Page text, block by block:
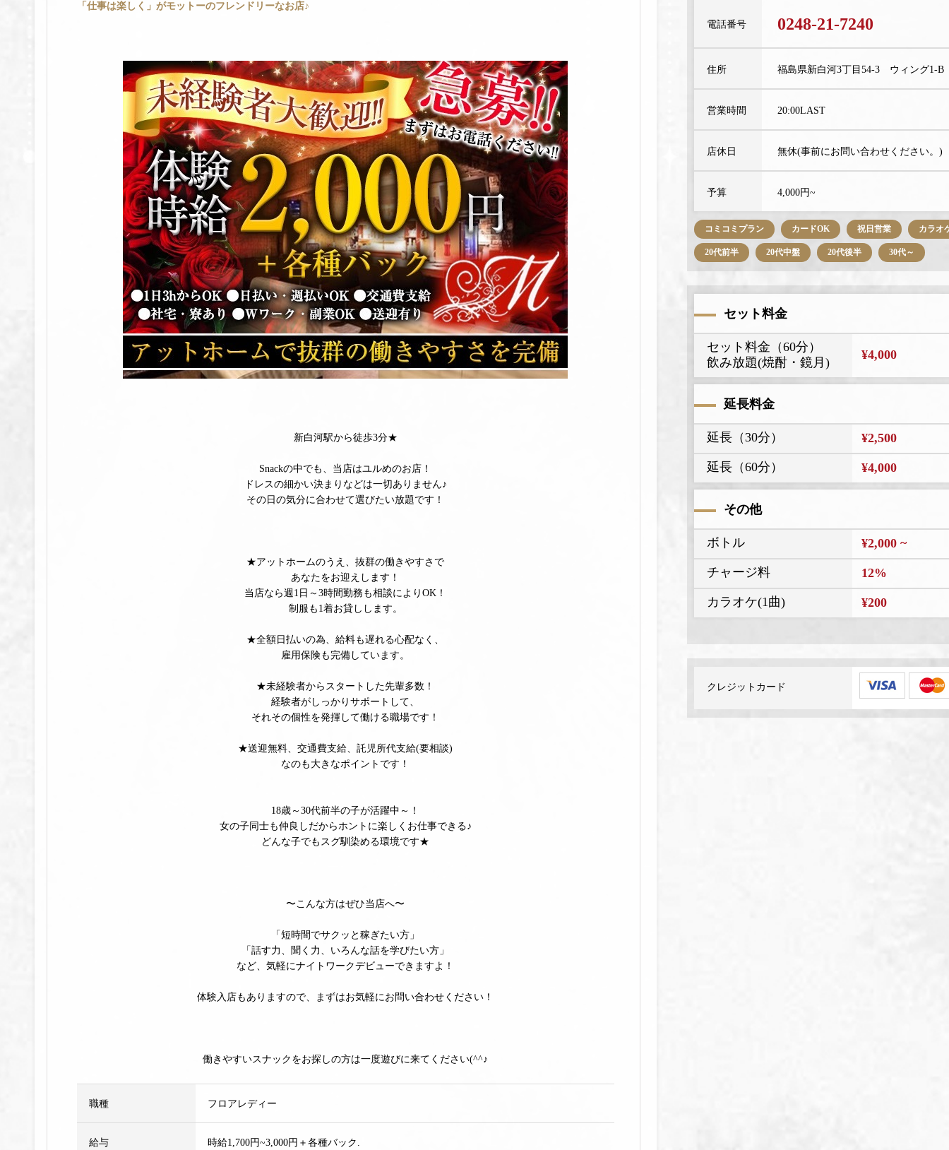
「仕事は楽しく」がモットーのフレンドリーなお店♪
新白河駅から徒歩3分★
Snackの中でも、当店はユルめのお店！
ドレスの細かい決まりなどは一切ありません♪
その日の気分に合わせて選びたい放題です！
★アットホームのうえ、抜群の働きやすさで
あなたをお迎えします！
当店なら週1日～3時間勤務も相談によりOK！
制服も1着お貸しします。
★全額日払いの為、給料も遅れる心配なく、
雇用保険も完備しています。
★未経験者からスタートした先輩多数！
経験者がしっかりサポートして、
それその個性を発揮して働ける職場です！
★送迎無料、交通費支給、託児所代支給(要相談)
なのも大きなポイントです！
18歳～30代前半の子が活躍中～！
女の子同士も仲良しだからホントに楽しくお仕事できる♪
どんな子でもスグ馴染める環境です★
〜こんな方はぜひ当店へ〜
「短時間でサクッと稼ぎたい方」
「話す力、聞く力、いろんな話を学びたい方」
など、気軽にナイトワークデビューできますよ！
体験入店もありますので、まずはお気軽にお問い合わせください！
働きやすいスナックをお探しの方は一度遊びに来てください(^^♪
職種 フロアレディー
給与 時給1,700円~3,000円＋各種バック.
電話番号 0248-21-7240
住所 福島県新白河3丁目54-3 ウィング1-B
営業時間 20:00LAST
店休日 無休(事前にお問い合わせください。)
予算 4,000円~
コミコミプラン カードOK 祝日営業 カラオ
20代前半 20代中盤 20代後半 30代～
セット料金
セット料金（60分）
飲み放題(焼酎・鏡月)
¥4,000
延長料金
延長（30分） ¥2,500
延長（60分） ¥4,000
その他
ボトル ¥2,000 ~
チャージ料 12%
カラオケ(1曲) ¥200
クレジットカード